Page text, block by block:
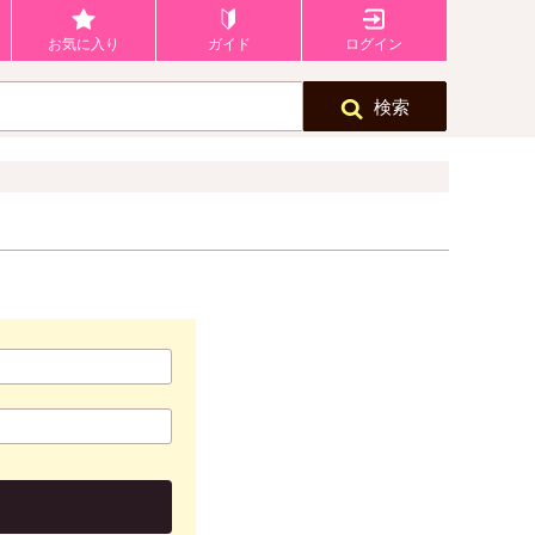
お気に入り ガイド ログイン
検索